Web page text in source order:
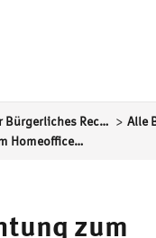
Professur für Bürgerliches Recht, Handels-, Wirtschafts- und Arbeitsrecht > Alle
Verpflichtung zum Homeoffice? Professor Dr. Hans Hanau im Interview bei NDR Info
zum